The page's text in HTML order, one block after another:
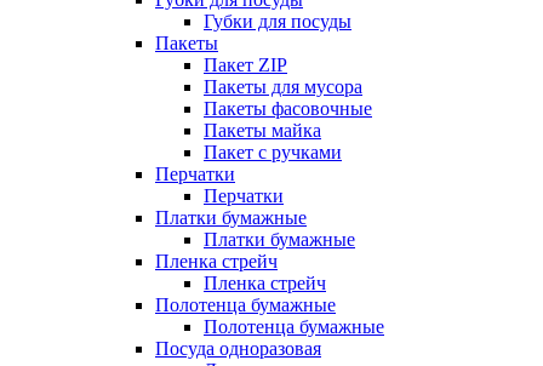
Губки для посуды
Пакеты
Пакет ZIP
Пакеты для мусора
Пакеты фасовочные
Пакеты майка
Пакет с ручками
Перчатки
Перчатки
Платки бумажные
Платки бумажные
Пленка стрейч
Пленка стрейч
Полотенца бумажные
Полотенца бумажные
Посуда одноразовая